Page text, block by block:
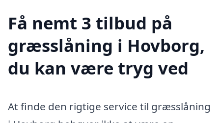
Få nemt 3 tilbud på
græsslåning i Hovborg,
du kan være tryg ved
At finde den rigtige service til græsslåning